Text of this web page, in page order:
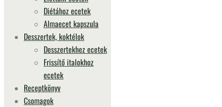
Diétához ecetek
Almaecet kapszula
Desszertek, koktélok
Desszertekhez ecetek
Frissítő italokhoz
ecetek
Receptkönyv
Csomagok